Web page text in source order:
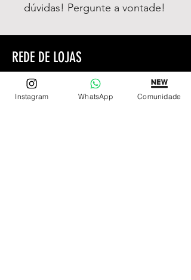
dúvidas! Pergunte a vontade!
REDE DE LOJAS
Loja de Relógios Online
Relógios Top Tier
Relojoaria Italiana
Instagram WhatsApp Comunidade